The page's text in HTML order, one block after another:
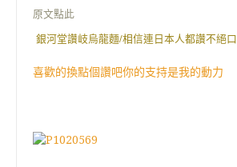
原文點此
銀河堂讚岐烏龍麵/相信連日本人都讚不絕口
喜歡的換點個讚吧你的支持是我的動力